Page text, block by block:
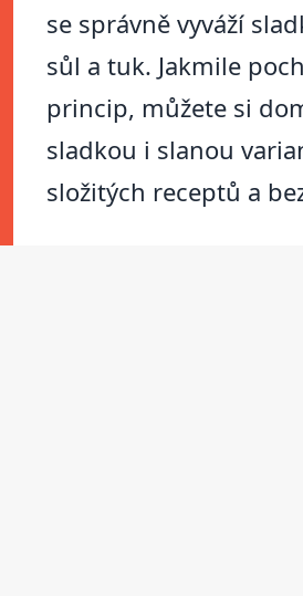
se správně vyváží
sůl a tuk. Jakmile
princip, můžete si
sladkou i slanou
složitých receptů a